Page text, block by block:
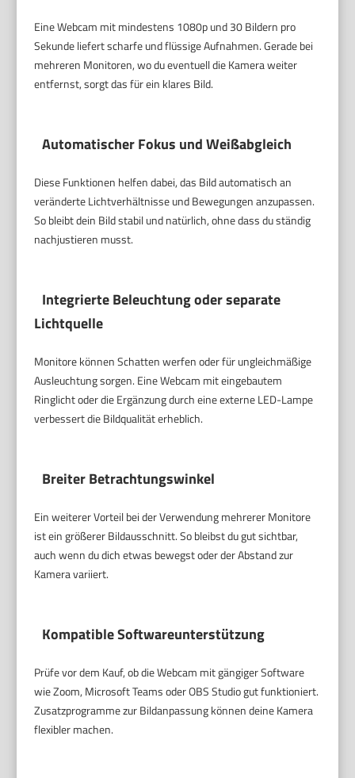
Eine Webcam mit mindestens 1080p und 30 Bildern pro
Sekunde liefert scharfe und flüssige Aufnahmen. Gerade bei
mehreren Monitoren, wo du eventuell die Kamera weiter
entfernst, sorgt das für ein klares Bild.
Automatischer Fokus und Weißabgleich
Diese Funktionen helfen dabei, das Bild automatisch an
veränderte Lichtverhältnisse und Bewegungen anzupassen.
So bleibt dein Bild stabil und natürlich, ohne dass du ständig
nachjustieren musst.
Integrierte Beleuchtung oder separate
Lichtquelle
Monitore können Schatten werfen oder für ungleichmäßige
Ausleuchtung sorgen. Eine Webcam mit eingebautem
Ringlicht oder die Ergänzung durch eine externe LED-Lampe
verbessert die Bildqualität erheblich.
Breiter Betrachtungswinkel
Ein weiterer Vorteil bei der Verwendung mehrerer Monitore
ist ein größerer Bildausschnitt. So bleibst du gut sichtbar,
auch wenn du dich etwas bewegst oder der Abstand zur
Kamera variiert.
Kompatible Softwareunterstützung
Prüfe vor dem Kauf, ob die Webcam mit gängiger Software
wie Zoom, Microsoft Teams oder OBS Studio gut funktioniert.
Zusatzprogramme zur Bildanpassung können deine Kamera
flexibler machen.